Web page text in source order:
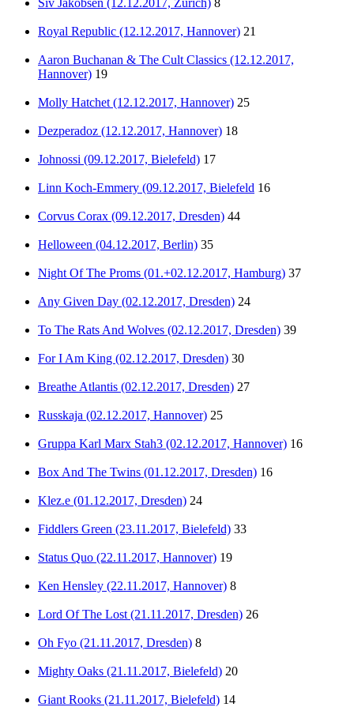
Royal Republic (12.12.2017, Hannover) 21
Aaron Buchanan & The Cult Classics (12.12.2017,
Hannover) 19
Molly Hatchet (12.12.2017, Hannover) 25
Dezperadoz (12.12.2017, Hannover) 18
Johnossi (09.12.2017, Bielefeld) 17
Linn Koch-Emmery (09.12.2017, Bielefeld 16
Corvus Corax (09.12.2017, Dresden) 44
Helloween (04.12.2017, Berlin) 35
Night Of The Proms (01.+02.12.2017, Hamburg) 37
Any Given Day (02.12.2017, Dresden) 24
To The Rats And Wolves (02.12.2017, Dresden) 39
For I Am King (02.12.2017, Dresden) 30
Breathe Atlantis (02.12.2017, Dresden) 27
Russkaja (02.12.2017, Hannover) 25
Gruppa Karl Marx Stah3 (02.12.2017, Hannover) 16
Box And The Twins (01.12.2017, Dresden) 16
Klez.e (01.12.2017, Dresden) 24
Fiddlers Green (23.11.2017, Bielefeld) 33
Status Quo (22.11.2017, Hannover) 19
Ken Hensley (22.11.2017, Hannover) 8
Lord Of The Lost (21.11.2017, Dresden) 26
Oh Fyo (21.11.2017, Dresden) 8
Mighty Oaks (21.11.2017, Bielefeld) 20
Giant Rooks (21.11.2017, Bielefeld) 14